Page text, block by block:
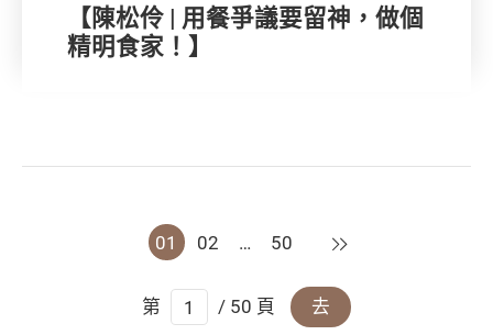
【陳松伶 | 用餐爭議要留神，做個
精明食家！】
01 02 … 50 下一頁
第 / 50 頁 去